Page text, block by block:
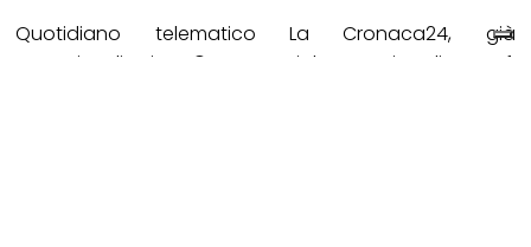
Quotidiano telematico La Cronaca24, già
www.civonline.it © Copyright Retimedia, c.f.